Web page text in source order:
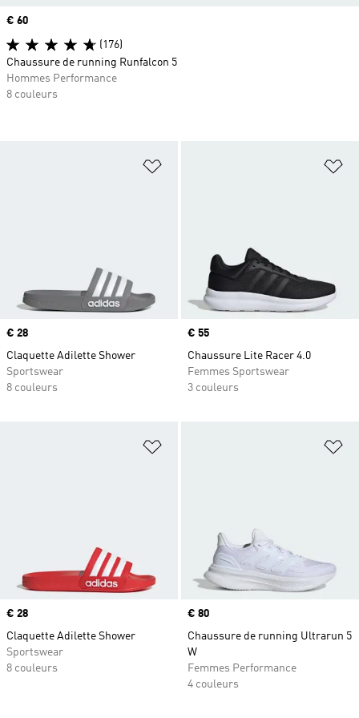
Ajouter à la Liste de produits
Prix
€ 28
Claquette Adilette Shower
Sportswear
8 couleurs
Prix
€ 55
Chaussure Lite Racer 4.0
Femmes Sportswear
3 couleurs
Ajouter à la Liste de produits
Prix
€ 28
Claquette Adilette Shower
Sportswear
8 couleurs
Prix
€ 80
Chaussure de running Ultrarun 5
W
Femmes Performance
4 couleurs
Prix
€ 60
(176)
Chaussure de running Runfalcon 5
Hommes Performance
8 couleurs